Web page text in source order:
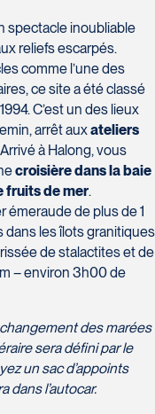
spectacle inoubliable
reliefs escarpés.
comme l’une des
ce site a été classé
C’est un des lieux
arrêt auxateliers
à Halong, vous
croisière dans la baie
fruits de mer.
de plus de 1
les îlots granitiques
de stalactites et de
– environ 3h00 de
des marées
sera défini par le
un sac d’appoints
dans l’autocar.